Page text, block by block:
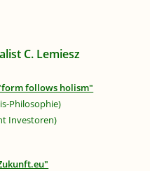
C. Lemiesz
follows holism"
Philosophie)
Investoren)